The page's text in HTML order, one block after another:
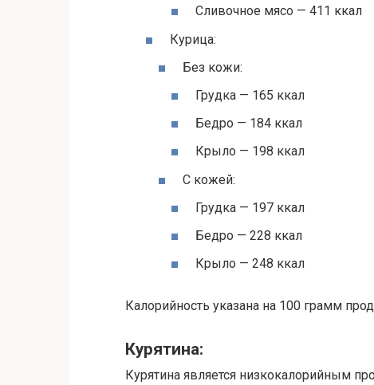
Сливочное мясо — 411 ккал
Курица:
Без кожи:
Грудка — 165 ккал
Бедро — 184 ккал
Крыло — 198 ккал
С кожей:
Грудка — 197 ккал
Бедро — 228 ккал
Крыло — 248 ккал
Калорийность указана на 100 грамм
Курятина:
Курятина является низкокалорийным